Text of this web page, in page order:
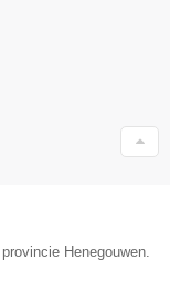
Henegouwen.